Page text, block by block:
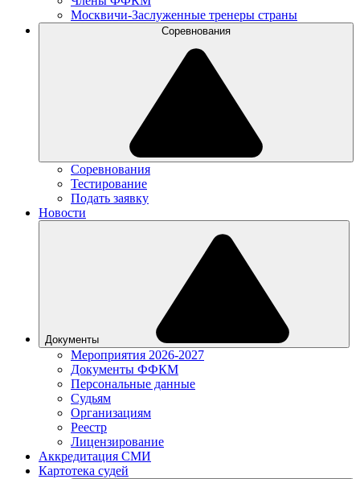
Москвичи-Заслуженные тренеры страны
Соревнования
Соревнования
Тестирование
Подать заявку
Новости
Документы
Мероприятия 2026-2027
Документы ФФКМ
Персональные данные
Судьям
Организациям
Реестр
Лицензирование
Аккредитация СМИ
Картотека судей